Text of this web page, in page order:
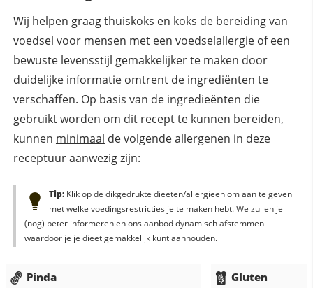
Wij helpen graag thuiskoks en koks de bereiding van
voedsel voor mensen met een voedselallergie of een
bewuste levensstijl gemakkelijker te maken door
duidelijke informatie omtrent de ingrediënten te
verschaffen. Op basis van de ingredieënten die
gebruikt worden om dit recept te kunnen bereiden,
kunnen minimaal de volgende allergenen in deze
receptuur aanwezig zijn:
Tip:Klik op de dikgedrukte dieëten/allergieën om aan te geven
met welke voedingsrestricties je te maken hebt. We zullen je
(nog) beter informeren en ons aanbod dynamisch afstemmen
waardoor je je dieët gemakkelijk kunt aanhouden.
Pinda Gluten